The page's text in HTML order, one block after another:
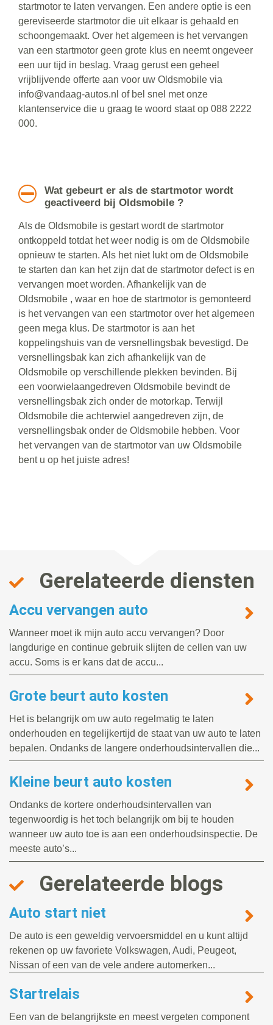
startmotor te laten vervangen. Een andere optie is een
gereviseerde startmotor die uit elkaar is gehaald en
schoongemaakt. Over het algemeen is het vervangen
van een startmotor geen grote klus en neemt ongeveer
een uur tijd in beslag. Vraag gerust een geheel
vrijblijvende offerte aan voor uw Oldsmobile via
info@vandaag-autos.nl of bel snel met onze
klantenservice die u graag te woord staat op 088 2222
000.
Wat gebeurt er als de startmotor wordt
geactiveerd bij Oldsmobile ?
Als de Oldsmobile is gestart wordt de startmotor
ontkoppeld totdat het weer nodig is om de Oldsmobile
opnieuw te starten. Als het niet lukt om de Oldsmobile
te starten dan kan het zijn dat de startmotor defect is en
vervangen moet worden. Afhankelijk van de
Oldsmobile , waar en hoe de startmotor is gemonteerd
is het vervangen van een startmotor over het algemeen
geen mega klus. De startmotor is aan het
koppelingshuis van de versnellingsbak bevestigd. De
versnellingsbak kan zich afhankelijk van de
Oldsmobile op verschillende plekken bevinden. Bij
een voorwielaangedreven Oldsmobile bevindt de
versnellingsbak zich onder de motorkap. Terwijl
Oldsmobile die achterwiel aangedreven zijn, de
versnellingsbak onder de Oldsmobile hebben. Voor
het vervangen van de startmotor van uw Oldsmobile
bent u op het juiste adres!
Gerelateerde diensten
Accu vervangen auto
Wanneer moet ik mijn auto accu vervangen? Door
langdurige en continue gebruik slijten de cellen van uw
accu. Soms is er kans dat de accu...
Grote beurt auto kosten
Het is belangrijk om uw auto regelmatig te laten
onderhouden en tegelijkertijd de staat van uw auto te laten
bepalen. Ondanks de langere onderhoudsintervallen die...
Kleine beurt auto kosten
Ondanks de kortere onderhoudsintervallen van
tegenwoordig is het toch belangrijk om bij te houden
wanneer uw auto toe is aan een onderhoudsinspectie. De
meeste auto’s...
Gerelateerde blogs
Auto start niet
De auto is een geweldig vervoersmiddel en u kunt altijd
rekenen op uw favoriete Volkswagen, Audi, Peugeot,
Nissan of een van de vele andere automerken...
Startrelais
Een van de belangrijkste en meest vergeten component